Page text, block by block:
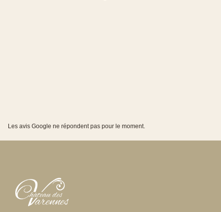
Les avis Google ne répondent pas pour le moment.